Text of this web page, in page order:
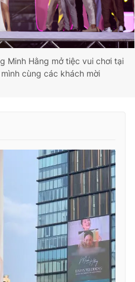
Minh Hằng mở tiệc vui chơi tại
cùng các khách mời